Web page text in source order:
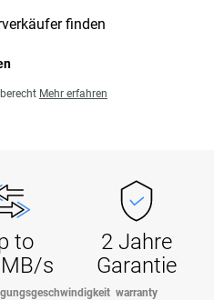
finden
Mehr erfahren
to
s
2 Jahre
Garantie
warranty